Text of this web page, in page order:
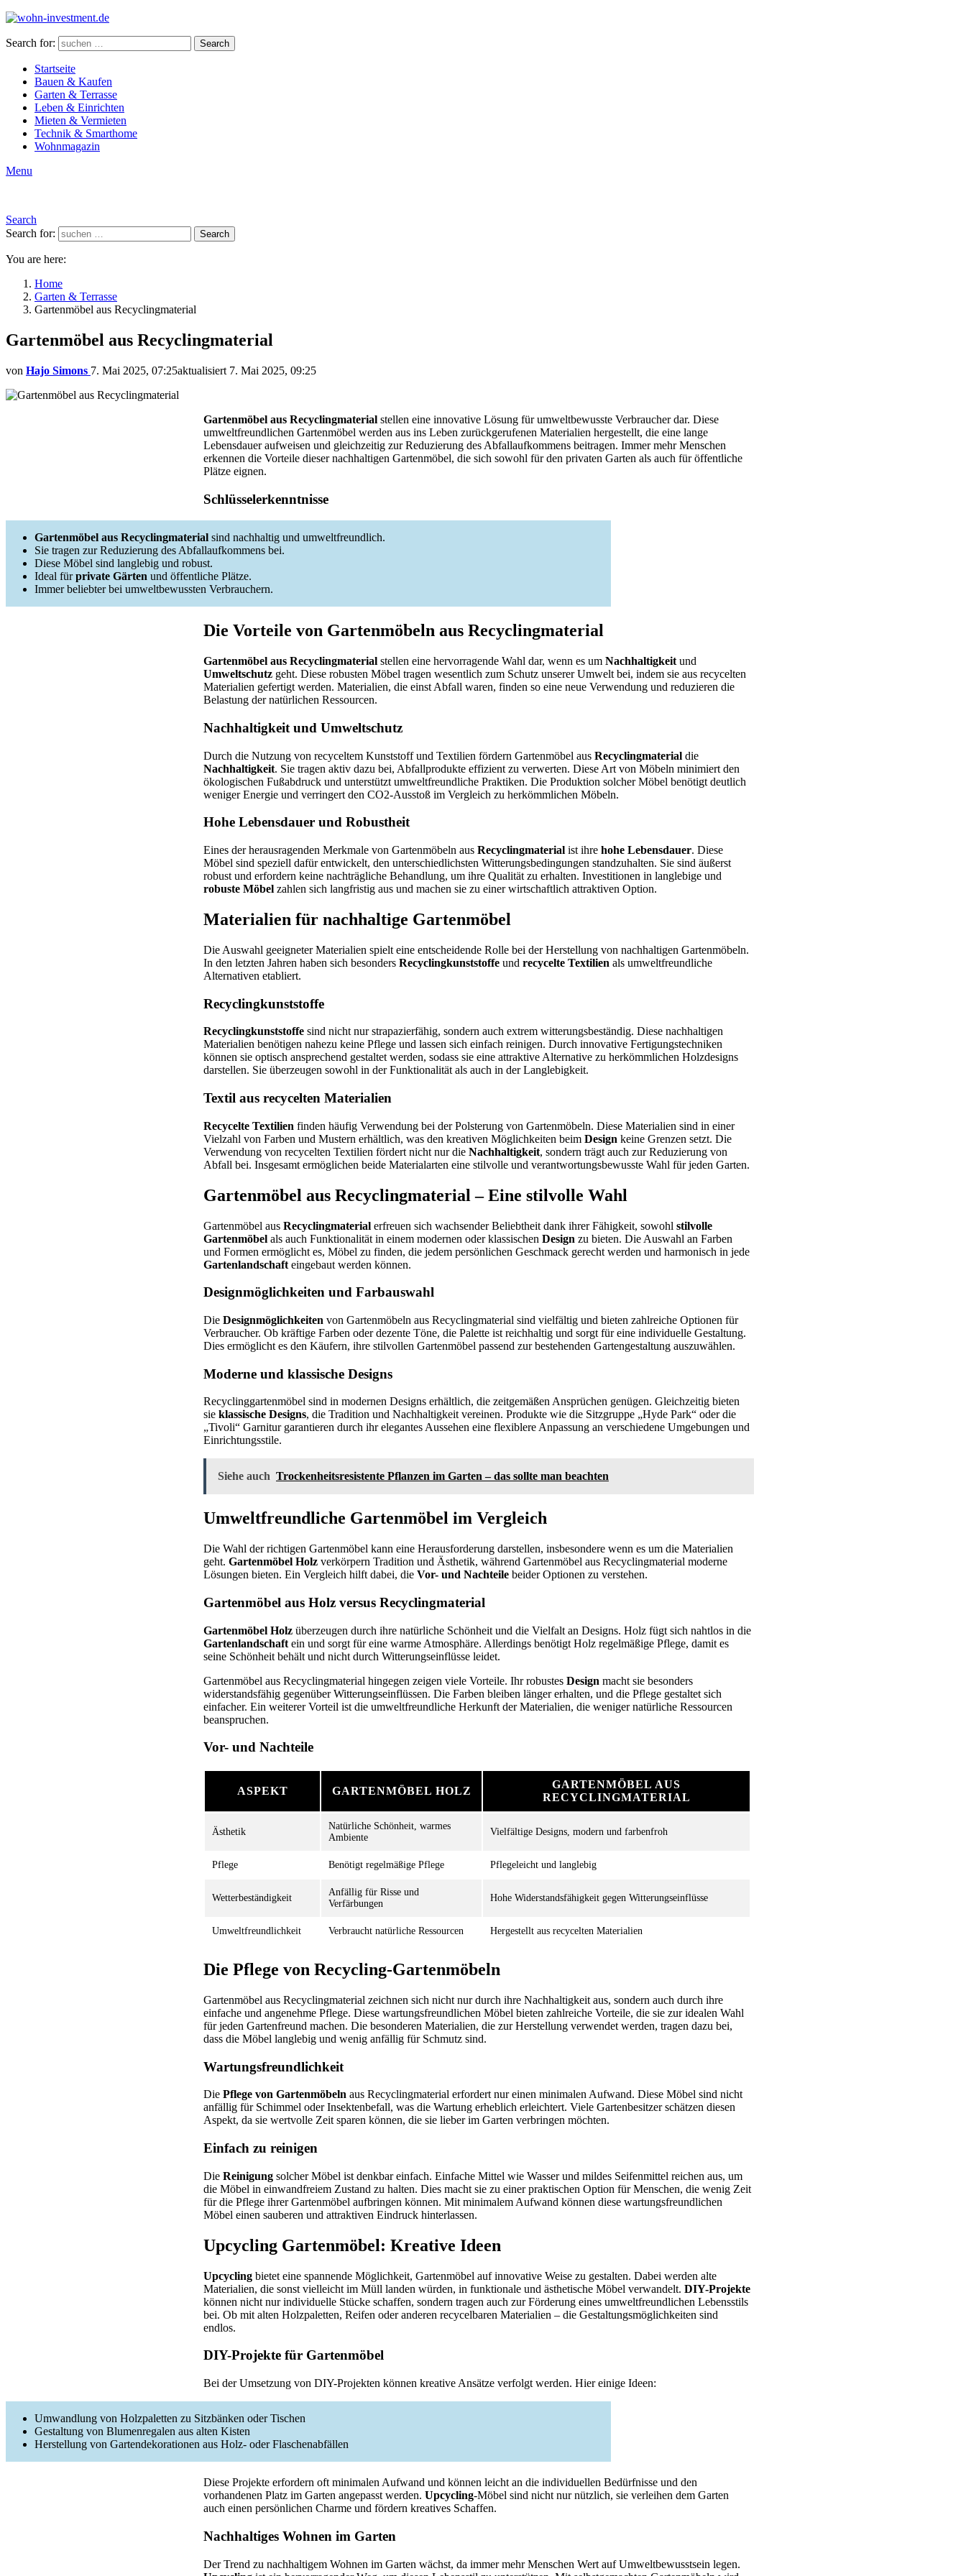
Search for: Search
Startseite
Bauen & Kaufen
Garten & Terrasse
Leben & Einrichten
Mieten & Vermieten
Technik & Smarthome
Wohnmagazin
Menu
Search
Search for:
Search
You are here:
Home
Garten & Terrasse
Gartenmöbel aus Recyclingmaterial
Gartenmöbel aus Recyclingmaterial
von Hajo Simons 7. Mai 2025, 07:25aktualisiert 7. Mai 2025, 09:25
Gartenmöbel aus Recyclingmaterial stellen eine innovative Lösung für umweltbewusste Verbraucher dar. Diese
umweltfreundlichen Gartenmöbel werden aus ins Leben zurückgerufenen Materialien hergestellt, die eine lange
Lebensdauer aufweisen und gleichzeitig zur Reduzierung des Abfallaufkommens beitragen. Immer mehr Menschen
erkennen die Vorteile dieser nachhaltigen Gartenmöbel, die sich sowohl für den privaten Garten als auch für öffentliche
Plätze eignen.
Schlüsselerkenntnisse
Gartenmöbel aus Recyclingmaterial sind nachhaltig und umweltfreundlich.
Sie tragen zur Reduzierung des Abfallaufkommens bei.
Diese Möbel sind langlebig und robust.
Ideal fürprivate Gärten und öffentliche Plätze.
Immer beliebter bei umweltbewussten Verbrauchern.
Die Vorteile von Gartenmöbeln aus Recyclingmaterial
Gartenmöbel aus Recyclingmaterial stellen eine hervorragende Wahl dar, wenn es um Nachhaltigkeit und
Umweltschutz geht. Diese robusten Möbel tragen wesentlich zum Schutz unserer Umwelt bei, indem sie aus recycelten
Materialien gefertigt werden. Materialien, die einst Abfall waren, finden so eine neue Verwendung und reduzieren die
Belastung der natürlichen Ressourcen.
Nachhaltigkeit und Umweltschutz
Durch die Nutzung von recyceltem Kunststoff und Textilien fördern Gartenmöbel aus Recyclingmaterial die
Nachhaltigkeit. Sie tragen aktiv dazu bei, Abfallprodukte effizient zu verwerten. Diese Art von Möbeln minimiert den
ökologischen Fußabdruck und unterstützt umweltfreundliche Praktiken. Die Produktion solcher Möbel benötigt deutlich
weniger Energie und verringert den CO2-Ausstoß im Vergleich zu herkömmlichen Möbeln.
Hohe Lebensdauer und Robustheit
Eines der herausragenden Merkmale von Gartenmöbeln aus Recyclingmaterial ist ihre hohe Lebensdauer. Diese
Möbel sind speziell dafür entwickelt, den unterschiedlichsten Witterungsbedingungen standzuhalten. Sie sind äußerst
robust und erfordern keine nachträgliche Behandlung, um ihre Qualität zu erhalten. Investitionen in langlebige und
robuste Möbel zahlen sich langfristig aus und machen sie zu einer wirtschaftlich attraktiven Option.
Materialien für nachhaltige Gartenmöbel
Die Auswahl geeigneter Materialien spielt eine entscheidende Rolle bei der Herstellung von nachhaltigen Gartenmöbeln.
In den letzten Jahren haben sich besonders Recyclingkunststoffe und recycelte Textilien als umweltfreundliche
Alternativen etabliert.
Recyclingkunststoffe
Recyclingkunststoffe sind nicht nur strapazierfähig, sondern auch extrem witterungsbeständig. Diese nachhaltigen
Materialien benötigen nahezu keine Pflege und lassen sich einfach reinigen. Durch innovative Fertigungstechniken
können sie optisch ansprechend gestaltet werden, sodass sie eine attraktive Alternative zu herkömmlichen Holzdesigns
darstellen. Sie überzeugen sowohl in der Funktionalität als auch in der Langlebigkeit.
Textil aus recycelten Materialien
Recycelte Textilien finden häufig Verwendung bei der Polsterung von Gartenmöbeln. Diese Materialien sind in einer
Vielzahl von Farben und Mustern erhältlich, was den kreativen Möglichkeiten beim Design keine Grenzen setzt. Die
Verwendung von recycelten Textilien fördert nicht nur die Nachhaltigkeit, sondern trägt auch zur Reduzierung von
Abfall bei. Insgesamt ermöglichen beide Materialarten eine stilvolle und verantwortungsbewusste Wahl für jeden Garten.
Gartenmöbel aus Recyclingmaterial – Eine stilvolle Wahl
Gartenmöbel aus Recyclingmaterial erfreuen sich wachsender Beliebtheit dank ihrer Fähigkeit, sowohl stilvolle
Gartenmöbel als auch Funktionalität in einem modernen oder klassischen Design zu bieten. Die Auswahl an Farben
und Formen ermöglicht es, Möbel zu finden, die jedem persönlichen Geschmack gerecht werden und harmonisch in jede
Gartenlandschaft eingebaut werden können.
Designmöglichkeiten und Farbauswahl
Die Designmöglichkeiten von Gartenmöbeln aus Recyclingmaterial sind vielfältig und bieten zahlreiche Optionen für
Verbraucher. Ob kräftige Farben oder dezente Töne, die Palette ist reichhaltig und sorgt für eine individuelle Gestaltung.
Dies ermöglicht es den Käufern, ihre stilvollen Gartenmöbel passend zur bestehenden Gartengestaltung auszuwählen.
Moderne und klassische Designs
Recyclinggartenmöbel sind in modernen Designs erhältlich, die zeitgemäßen Ansprüchen genügen. Gleichzeitig bieten
sie klassische Designs, die Tradition und Nachhaltigkeit vereinen. Produkte wie die Sitzgruppe „Hyde Park“ oder die
„Tivoli“ Garnitur garantieren durch ihr elegantes Aussehen eine flexiblere Anpassung an verschiedene Umgebungen und
Einrichtungsstile.
Siehe auch Trockenheitsresistente Pflanzen im Garten – das sollte man beachten
Umweltfreundliche Gartenmöbel im Vergleich
Die Wahl der richtigen Gartenmöbel kann eine Herausforderung darstellen, insbesondere wenn es um die Materialien
geht. Gartenmöbel Holz verkörpern Tradition und Ästhetik, während Gartenmöbel aus Recyclingmaterial moderne
Lösungen bieten. Ein Vergleich hilft dabei, die Vor- und Nachteile beider Optionen zu verstehen.
Gartenmöbel aus Holz versus Recyclingmaterial
Gartenmöbel Holz überzeugen durch ihre natürliche Schönheit und die Vielfalt an Designs. Holz fügt sich nahtlos in die
Gartenlandschaft ein und sorgt für eine warme Atmosphäre. Allerdings benötigt Holz regelmäßige Pflege, damit es
seine Schönheit behält und nicht durch Witterungseinflüsse leidet.
Gartenmöbel aus Recyclingmaterial hingegen zeigen viele Vorteile. Ihr robustes Design macht sie besonders
widerstandsfähig gegenüber Witterungseinflüssen. Die Farben bleiben länger erhalten, und die Pflege gestaltet sich
einfacher. Ein weiterer Vorteil ist die umweltfreundliche Herkunft der Materialien, die weniger natürliche Ressourcen
beanspruchen.
Vor- und Nachteile
ASPEKT GARTENMÖBEL HOLZ
GARTENMÖBEL AUS
RECYCLINGMATERIAL
Ästhetik
Natürliche Schönheit, warmes
Ambiente
Vielfältige Designs, modern und farbenfroh
Pflege Benötigt regelmäßige Pflege Pflegeleicht und langlebig
Wetterbeständigkeit
Anfällig für Risse und
Verfärbungen
Hohe Widerstandsfähigkeit gegen Witterungseinflüsse
Umweltfreundlichkeit Verbraucht natürliche Ressourcen Hergestellt aus recycelten Materialien
Die Pflege von Recycling-Gartenmöbeln
Gartenmöbel aus Recyclingmaterial zeichnen sich nicht nur durch ihre Nachhaltigkeit aus, sondern auch durch ihre
einfache und angenehme Pflege. Diese wartungsfreundlichen Möbel bieten zahlreiche Vorteile, die sie zur idealen Wahl
für jeden Gartenfreund machen. Die besonderen Materialien, die zur Herstellung verwendet werden, tragen dazu bei,
dass die Möbel langlebig und wenig anfällig für Schmutz sind.
Wartungsfreundlichkeit
Die Pflege von Gartenmöbeln aus Recyclingmaterial erfordert nur einen minimalen Aufwand. Diese Möbel sind nicht
anfällig für Schimmel oder Insektenbefall, was die Wartung erheblich erleichtert. Viele Gartenbesitzer schätzen diesen
Aspekt, da sie wertvolle Zeit sparen können, die sie lieber im Garten verbringen möchten.
Einfach zu reinigen
Die Reinigung solcher Möbel ist denkbar einfach. Einfache Mittel wie Wasser und mildes Seifenmittel reichen aus, um
die Möbel in einwandfreiem Zustand zu halten. Dies macht sie zu einer praktischen Option für Menschen, die wenig Zeit
für die Pflege ihrer Gartenmöbel aufbringen können. Mit minimalem Aufwand können diese wartungsfreundlichen
Möbel einen sauberen und attraktiven Eindruck hinterlassen.
Upcycling Gartenmöbel: Kreative Ideen
Upcycling bietet eine spannende Möglichkeit, Gartenmöbel auf innovative Weise zu gestalten. Dabei werden alte
Materialien, die sonst vielleicht im Müll landen würden, in funktionale und ästhetische Möbel verwandelt. DIY-Projekte
können nicht nur individuelle Stücke schaffen, sondern tragen auch zur Förderung eines umweltfreundlichen Lebensstils
bei. Ob mit alten Holzpaletten, Reifen oder anderen recycelbaren Materialien – die Gestaltungsmöglichkeiten sind
endlos.
DIY-Projekte für Gartenmöbel
Bei der Umsetzung von DIY-Projekten können kreative Ansätze verfolgt werden. Hier einige Ideen:
Umwandlung von Holzpaletten zu Sitzbänken oder Tischen
Gestaltung von Blumenregalen aus alten Kisten
Herstellung von Gartendekorationen aus Holz- oder Flaschenabfällen
Diese Projekte erfordern oft minimalen Aufwand und können leicht an die individuellen Bedürfnisse und den
vorhandenen Platz im Garten angepasst werden. Upcycling-Möbel sind nicht nur nützlich, sie verleihen dem Garten
auch einen persönlichen Charme und fördern kreatives Schaffen.
Nachhaltiges Wohnen im Garten
Der Trend zu nachhaltigem Wohnen im Garten wächst, da immer mehr Menschen Wert auf Umweltbewusstsein legen.